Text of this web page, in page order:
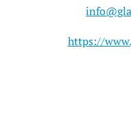
https://